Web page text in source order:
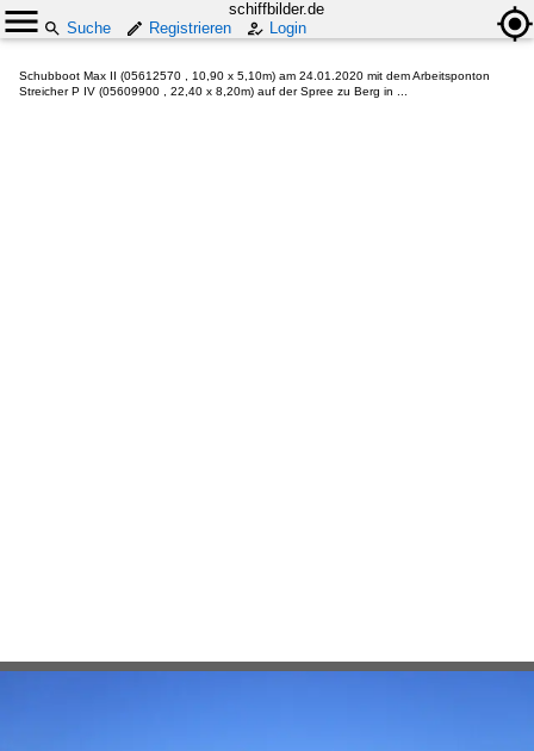
schiffbilder.de
Suche
Registrieren Login
Schubboot Max II (05612570 , 10,90 x 5,10m) am 24.01.2020 mit dem Arbeitsponton
Streicher P IV (05609900 , 22,40 x 8,20m) auf der Spree zu Berg in ...